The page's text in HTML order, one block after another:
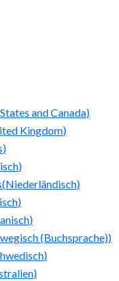
and Canada)
Kingdom)
)
)
(Niederländisch)
)
)
(Buchsprache))
)
)